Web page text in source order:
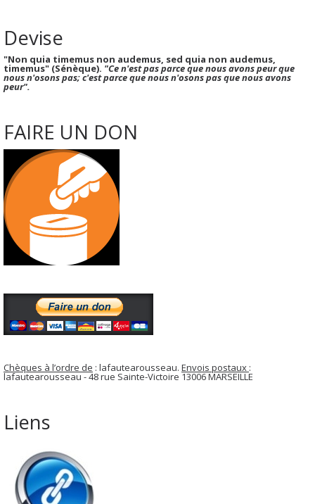
Devise
"Non quia timemus non audemus, sed quia non audemus,
timemus" (Sénèque). "Ce n'est pas parce que nous avons peur que
nous n'osons pas; c'est parce que nous n'osons pas que nous avons
peur".
FAIRE UN DON
Chèques à l’ordre de : lafautearousseau. Envois postaux :
lafautearousseau - 48 rue Sainte-Victoire 13006 MARSEILLE
Liens